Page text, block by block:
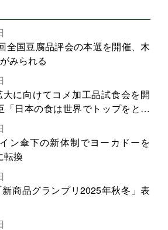
全国豆腐品評会の本選を開催、木
みられる
に向けてコメ加工品試食会を開
「日本の食は世界でトップをとれ
て、米輸出需要の拡大を」
ン傘下の新体制でヨーカドーを
転換
商品グランプリ2025年秋冬」表